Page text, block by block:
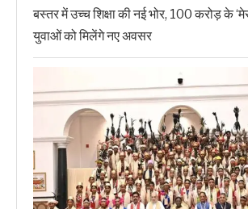
बस्तर में उच्च शिक्षा की नई भोर, 100 करोड़ के
युवाओं को मिलेंगे नए अवसर